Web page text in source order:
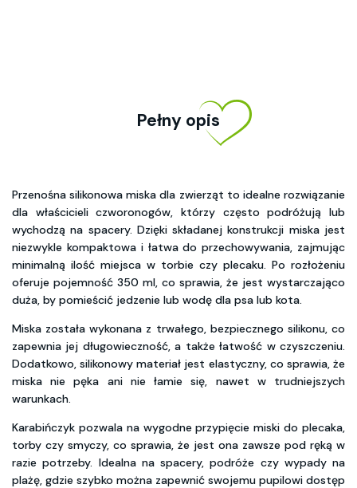
Pełny opis
Przenośna silikonowa miska dla zwierząt to idealne rozwiązanie
dla właścicieli czworonogów, którzy często podróżują lub
wychodzą na spacery. Dzięki składanej konstrukcji miska jest
niezwykle kompaktowa i łatwa do przechowywania, zajmując
minimalną ilość miejsca w torbie czy plecaku. Po rozłożeniu
oferuje pojemność 350 ml, co sprawia, że jest wystarczająco
duża, by pomieścić jedzenie lub wodę dla psa lub kota.
Miska została wykonana z trwałego, bezpiecznego silikonu, co
zapewnia jej długowieczność, a także łatwość w czyszczeniu.
Dodatkowo, silikonowy materiał jest elastyczny, co sprawia, że
miska nie pęka ani nie łamie się, nawet w trudniejszych
warunkach.
Karabińczyk pozwala na wygodne przypięcie miski do plecaka,
torby czy smyczy, co sprawia, że jest ona zawsze pod ręką w
razie potrzeby. Idealna na spacery, podróże czy wypady na
plażę, gdzie szybko można zapewnić swojemu pupilowi dostęp